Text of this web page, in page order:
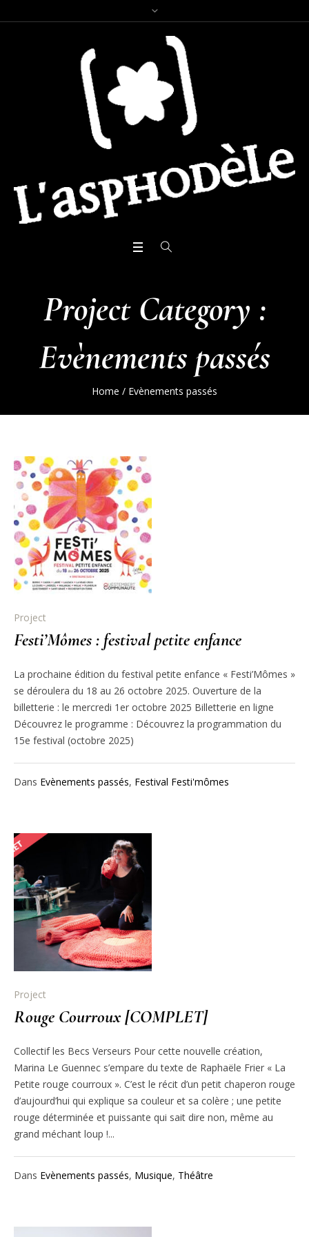
Project Category :
Evènements passés
Home / Evènements passés
Project
Festi’Mômes : festival petite enfance
La prochaine édition du festival petite enfance « Festi’Mômes »
se déroulera du 18 au 26 octobre 2025. Ouverture de la
billetterie : le mercredi 1er octobre 2025 Billetterie en ligne
Découvrez le programme : Découvrez la programmation du
15e festival (octobre 2025)
Dans Evènements passés, Festival Festi'mômes
Project
Rouge Courroux [COMPLET]
Collectif les Becs Verseurs Pour cette nouvelle création,
Marina Le Guennec s’empare du texte de Raphaële Frier « La
Petite rouge courroux ». C’est le récit d’un petit chaperon rouge
d’aujourd’hui qui explique sa couleur et sa colère ; une petite
rouge déterminée et puissante qui sait dire non, même au
grand méchant loup !...
Dans Evènements passés, Musique, Théâtre